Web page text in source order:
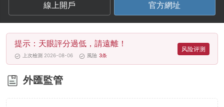
3
4
5
6
7
線上開戶 官方網址
提示：天眼評分過低，請遠離！
上次檢測 2026-08-06 風險 3条
风险评测
外匯監管